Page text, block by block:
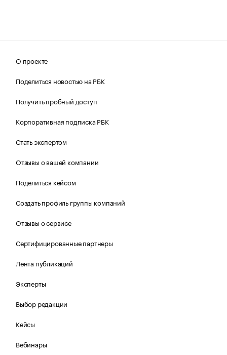
О проекте
Поделиться новостью на РБК
Получить пробный доступ
Корпоративная подписка РБК
Стать экспертом
Отзывы о вашей компании
Поделиться кейсом
Создать профиль группы компаний
Отзывы о сервисе
Сертифицированные партнеры
Лента публикаций
Эксперты
Выбор редакции
Кейсы
Вебинары